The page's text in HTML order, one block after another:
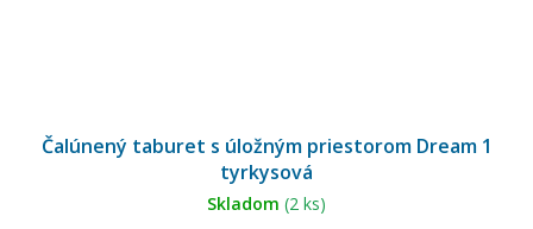
Čalúnený taburet s úložným priestorom Dream 1
tyrkysová
Skladom (2 ks)